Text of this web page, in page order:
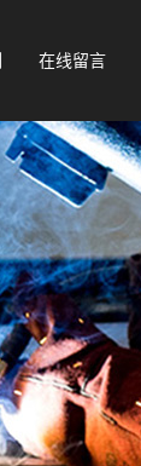
在线留言